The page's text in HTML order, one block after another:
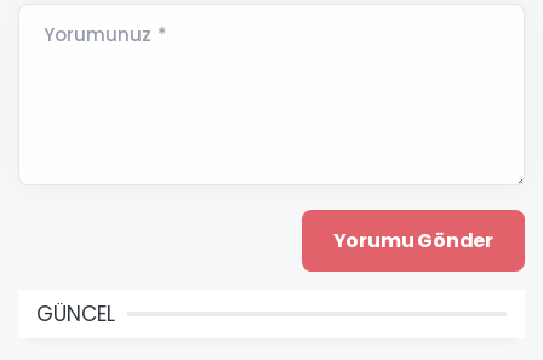
Yorumunuz *
GÜNCEL